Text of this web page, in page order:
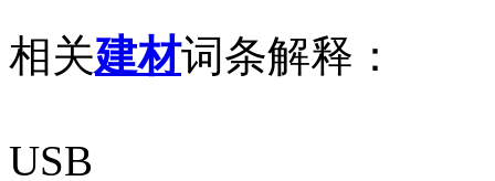
相关建材词条解释：
USB